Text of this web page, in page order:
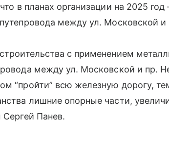
в планах организации на 2025
между ул. Московской
с применением
между ул. Московской и пр.
“пройти” всю железную дорогу,
лишние опорные части,
Панев.